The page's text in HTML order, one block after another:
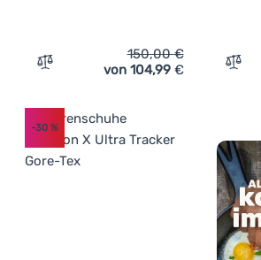
Zum Vergleich 'Herren
150,00€
von 104,99 €
-30 %